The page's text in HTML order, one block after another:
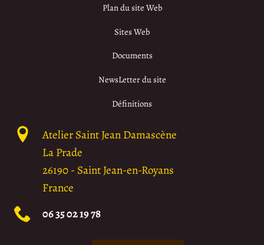
Plan du site Web
Sites Web
Documents
NewsLetter du site
Définitions
Atelier Saint Jean Damascène
La Prade
26190- Saint Jean-en-Royans
France
06 35 02 19 78